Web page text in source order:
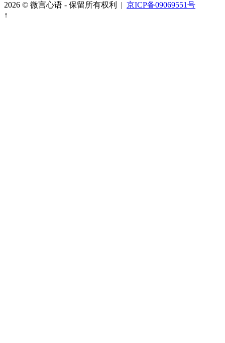
2026 © 微言心语 - 保留所有权利 | 京ICP备09069551号
↑